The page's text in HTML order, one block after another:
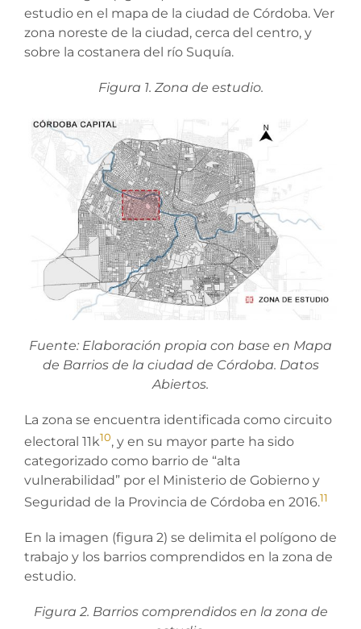
estudio en el mapa de la ciudad de Córdoba. Ver
zona noreste de la ciudad, cerca del centro, y
sobre la costanera del río Suquía.
Figura 1. Zona de estudio.
Fuente: Elaboración propia con base en Mapa
de Barrios de la ciudad de Córdoba. Datos
Abiertos.
La zona se encuentra identificada como circuito
electoral 11k10, y en su mayor parte ha sido
categorizado como barrio de “alta
vulnerabilidad” por el Ministerio de Gobierno y
Seguridad de la Provincia de Córdoba en 2016.11
En la imagen (figura 2) se delimita el polígono de
trabajo y los barrios comprendidos en la zona de
estudio.
Figura 2. Barrios comprendidos en la zona de